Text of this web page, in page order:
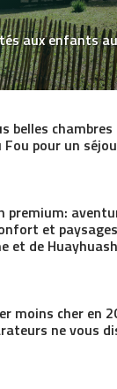
aux enfants
belles
Fou pour un
premium:
et
et de Huayhuash
moins cher en
ne vous